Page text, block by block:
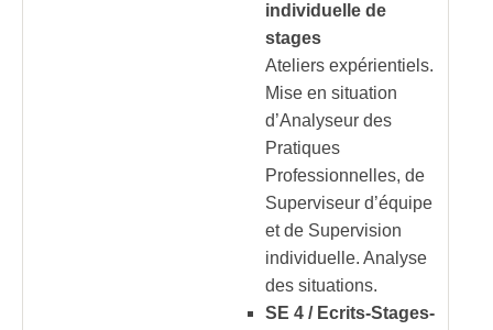
individuelle de
stages
Ateliers expérientiels.
Mise en situation
d’Analyseur des
Pratiques
Professionnelles, de
Superviseur d’équipe
et de Supervision
individuelle. Analyse
des situations.
SE 4 / Ecrits-Stages-